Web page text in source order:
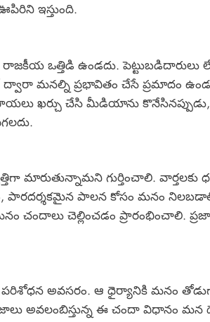
ఇస్తుంది.
ఒత్తిడి ఉండదు. పెట్టుబడిదారులు
మనల్ని ప్రభావితం చేసే ప్రమాదం
ఖర్చు చేసి మీడియాను
మారుతున్నామని గుర్తించాలి. వార్తలకు
పారదర్శకమైన పాలన కోసం మనం
చందాలు చెల్లించడం ప్రారంభించాలి.
అవసరం. ఆ ధైర్యానికి మనం
అవలంబిస్తున్న ఈ చందా విధానం మన